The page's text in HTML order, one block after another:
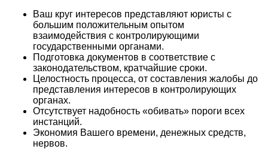
Ваш круг интересов представляют юристы с
большим положительным опытом
взаимодействия с контролирующими
государственными органами.
Подготовка документов в соответствие с
законодательством, кратчайшие сроки.
Целостность процесса, от составления жалобы до
представления интересов в контролирующих
органах.
Отсутствует надобность «обивать» пороги всех
инстанций.
Экономия Вашего времени, денежных средств,
нервов.